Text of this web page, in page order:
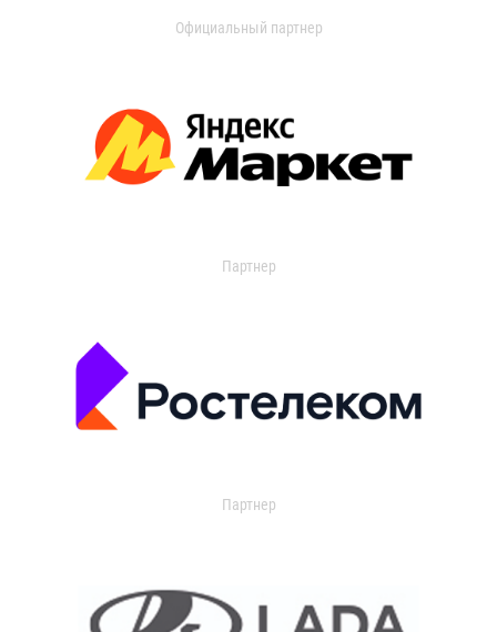
Официальный партнер
Партнер
Партнер